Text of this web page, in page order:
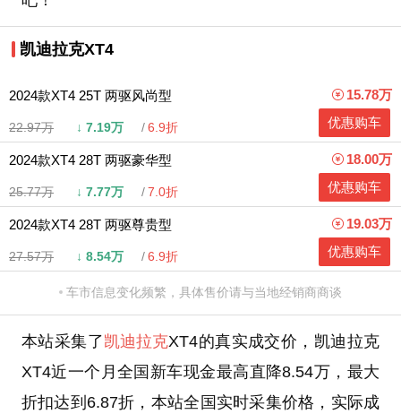
凯迪拉克XT4
2024款XT4 25T 两驱风尚型
22.97万 ↓ 7.19万 6.9折
15.78万
优惠购车
2024款XT4 28T 两驱豪华型
25.77万 ↓ 7.77万 7.0折
18.00万
优惠购车
2024款XT4 28T 两驱尊贵型
27.57万 ↓ 8.54万 6.9折
19.03万
优惠购车
车市信息变化频繁，具体售价请与当地经销商商谈
本站采集了凯迪拉克XT4的真实成交价，凯迪拉克
XT4近一个月全国新车现金最高直降8.54万，最大
折扣达到6.87折，本站全国实时采集价格，实际成